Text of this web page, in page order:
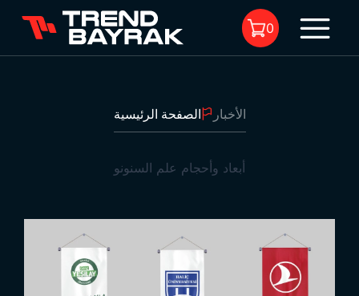
أبعاد وأحجام علم السنونو
0
الصفحة الرئيسية الأخبار
أبعاد وأحجام علم السنونو